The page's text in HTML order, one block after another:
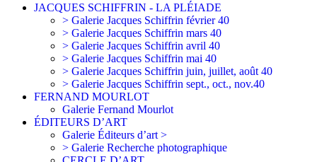
JACQUES SCHIFFRIN - LA PLÉIADE
> Galerie Jacques Schiffrin février 40
> Galerie Jacques Schiffrin mars 40
> Galerie Jacques Schiffrin avril 40
> Galerie Jacques Schiffrin mai 40
> Galerie Jacques Schiffrin juin, juillet, août 40
> Galerie Jacques Schiffrin sept., oct., nov.40
FERNAND MOURLOT
Galerie Fernand Mourlot
ÉDITEURS D’ART
Galerie Éditeurs d’art >
> Galerie Recherche photographique